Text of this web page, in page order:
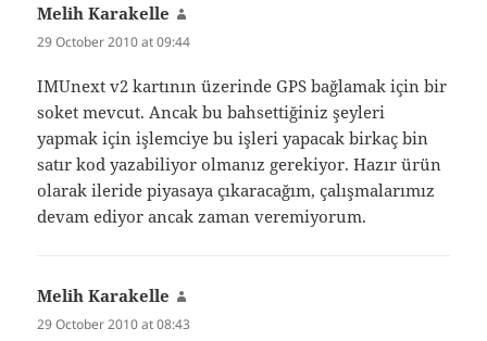
Melih Karakelle
29 October 2010 at 09:44
IMUnext v2 kartının üzerinde GPS bağlamak için bir
soket mevcut. Ancak bu bahsettiğiniz şeyleri
yapmak için işlemciye bu işleri yapacak birkaç bin
satır kod yazabiliyor olmanız gerekiyor. Hazır ürün
olarak ileride piyasaya çıkaracağım, çalışmalarımız
devam ediyor ancak zaman veremiyorum.
Melih Karakelle
29 October 2010 at 08:43